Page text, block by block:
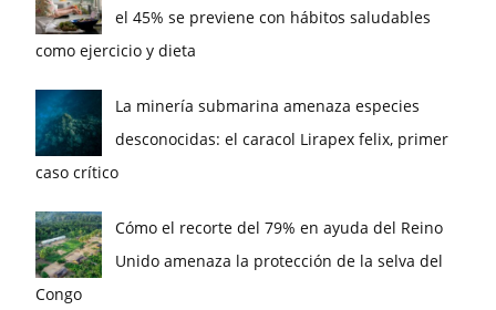
el 45% se previene con hábitos saludables
como ejercicio y dieta
La minería submarina amenaza especies
desconocidas: el caracol Lirapex felix, primer
caso crítico
Cómo el recorte del 79% en ayuda del Reino
Unido amenaza la protección de la selva del
Congo